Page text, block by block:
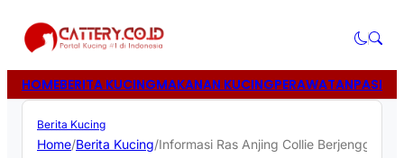
HOMEBERITA KUCINGMAKANAN KUCINGPERAWATANPASIR
Berita Kucing
Home/Berita Kucing/Informasi Ras Anjing Collie Berjenggot